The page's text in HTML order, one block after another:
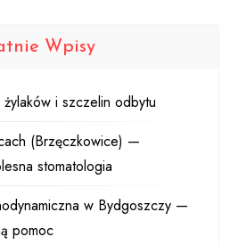
Wpisy
i szczelin odbytu
(Brzęczkowice) —
stomatologia
w Bydgoszczy —
pomoc